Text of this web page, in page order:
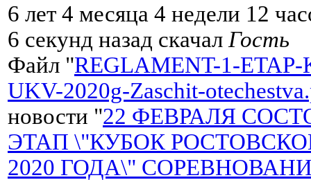
6 лет 4 месяца 4 недели 12
6 секунд назад скачал Гость
Файл "REGLAMENT-1-
UKV-2020g-Zaschit-
новости "22 ФЕВРАЛЯ
ЭТАП \"КУБОК
2020 ГОДА\"